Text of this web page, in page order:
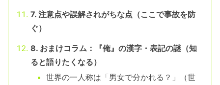
7. 注意点や誤解されがちな点（ここで事故を防
ぐ）
8. おまけコラム：『俺』の漢字・表記の謎（知
ると語りたくなる）
世界の一人称は「男女で分かれる？」（世